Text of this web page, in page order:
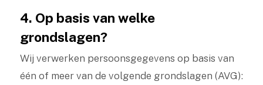
4. Op basis van welke
grondslagen?
Wij verwerken persoonsgegevens op basis van
één of meer van de volgende grondslagen (AVG):